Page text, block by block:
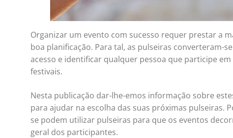
Organizar um evento com sucesso requer prestar a
boa planificação. Para tal, as pulseiras converteram-
acesso e identificar qualquer pessoa que participe
festivais.
Nesta publicação dar-lhe-emos informação sobre
para ajudar na escolha das suas próximas pulseiras.
se podem utilizar pulseiras para que os eventos
geral dos participantes.